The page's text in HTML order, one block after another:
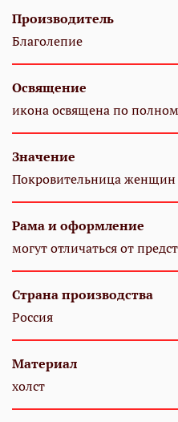
Производитель
Благолепие
Освящение
икона освящена по
Значение
Покровительница
Рама и оформление
могут отличаться от
Страна производства
Россия
Материал
холст